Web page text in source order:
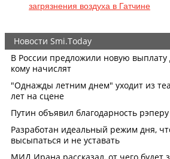
загрязнения воздуха в Гатчине